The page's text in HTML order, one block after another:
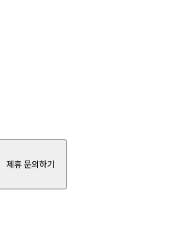
제휴 문의하기